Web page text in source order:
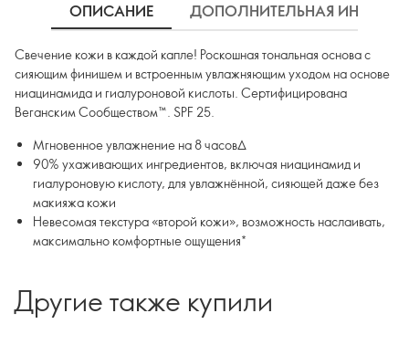
ОПИСАНИЕ ДОПОЛНИТЕЛЬНАЯ
Свечение кожи в каждой капле! Роскошная тональная основа с
сияющим финишем и встроенным увлажняющим уходом на основе
ниацинамида и гиалуроновой кислоты. Сертифицирована
Веганским Сообществом™. SPF 25.
Мгновенное увлажнение на 8 часов∆
90% ухаживающих ингредиентов, включая ниацинамид и
гиалуроновую кислоту, для увлажнённой, сияющей даже без
макияжа кожи
Невесомая текстура «второй кожи», возможность наслаивать,
макcимально комфортные ощущения*
*По результатам потребительского тестирования
Другие также купили